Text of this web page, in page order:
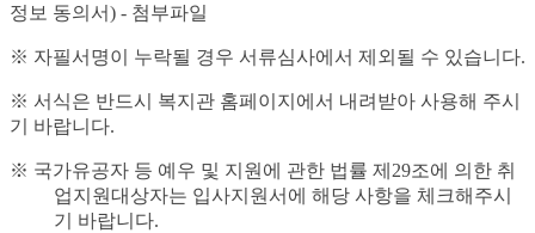
정보 동의서) - 첨부파일
※ 자필서명이 누락될 경우 서류심사에서 제외될 수 있습니다.
※ 서식은 반드시 복지관 홈페이지에서 내려받아 사용해 주시
기 바랍니다.
※ 국가유공자 등 예우 및 지원에 관한 법률 제 29조에 의한 취
업지원대상자는 입사지원서에 해당 사항을 체크해주시
기 바랍니다.